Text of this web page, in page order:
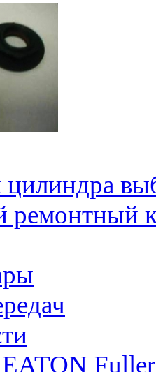
ремонтный